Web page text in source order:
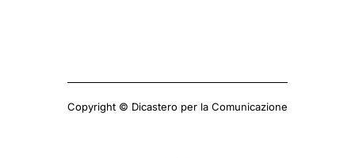
Copyright © Dicastero per la Comunicazione